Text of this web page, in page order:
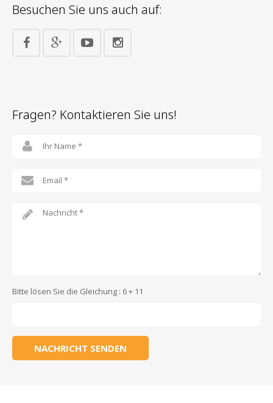
Besuchen Sie uns auch auf:
Fragen? Kontaktieren Sie uns!
Bitte lösen Sie die Gleichung : 6 + 11
NACHRICHT SENDEN